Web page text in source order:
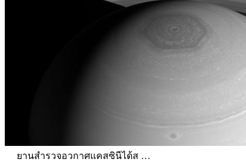
ยานสำรวจอวกาศแคสซินีได้ส …